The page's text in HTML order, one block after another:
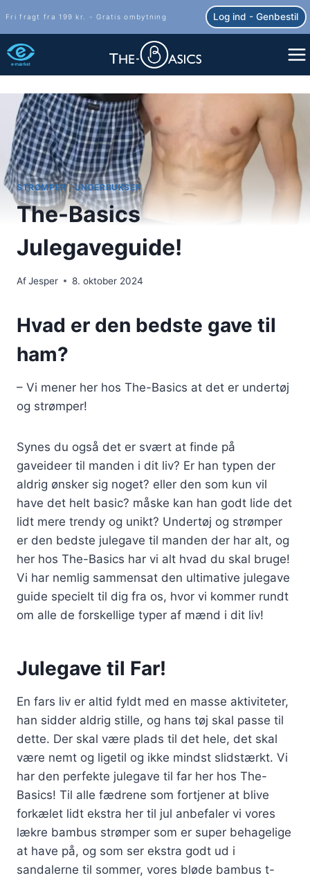
indhold
Fri fragt fra 199 kr. - Gratis ombytning Log ind - Genbestil
STRØMPER|UNDERBUKSER
The-Basics
Julegaveguide!
AfJesper 8. oktober 2024
Hvad er den bedste gave til
ham?
– Vi mener her hos The-Basics at det er undertøj
og strømper!
Synes du også det er svært at finde på
gaveideer til manden i dit liv? Er han typen der
aldrig ønsker sig noget? eller den som kun vil
have det helt basic? måske kan han godt lide det
lidt mere trendy og unikt? Undertøj og strømper
er den bedste julegave til manden der har alt, og
her hos The-Basics har vi alt hvad du skal bruge!
Vi har nemlig sammensat den ultimative julegave
guide specielt til dig fra os, hvor vi kommer rundt
om alle de forskellige typer af mænd i dit liv!
Julegave til Far!
En fars liv er altid fyldt med en masse aktiviteter,
han sidder aldrig stille, og hans tøj skal passe til
dette. Der skal være plads til det hele, det skal
være nemt og ligetil og ikke mindst slidstærkt. Vi
har den perfekte julegave til far her hos The-
Basics! Til alle fædrene som fortjener at blive
forkælet lidt ekstra her til jul anbefaler vi vores
lækre bambus strømper som er super behagelige
at have på, og som ser ekstra godt ud i
sandalerne til sommer, vores bløde bambus t-